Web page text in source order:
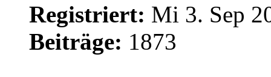
Registriert: Mi 3. Sep
Beiträge: 1873